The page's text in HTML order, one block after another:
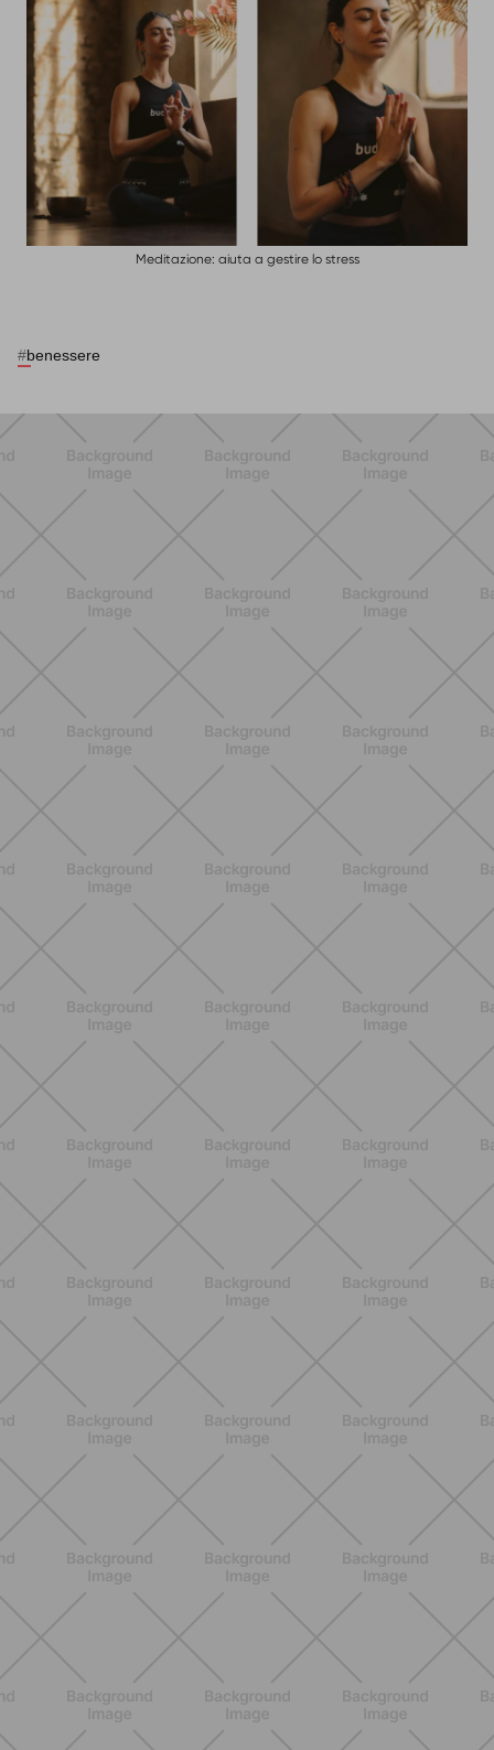
Meditazione: aiuta a gestire lo stress
#benessere